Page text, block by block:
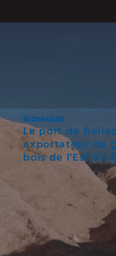
BIOMASSE
Le port de
exportateur de
bois de l’Est du